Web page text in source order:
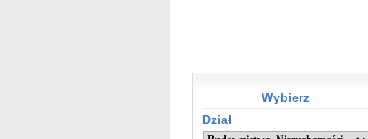
Wybierz
Dział